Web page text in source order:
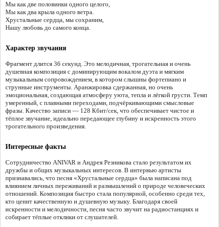
Мы как две половинки одного целого,
Мы как два крыла одного ветра.
Хрустальные сердца, мы сохраним,
Нашу любовь до самого конца.
Характер звучания
Фрагмент длится 36 секунд. Это мелодичная, трогательная и очень
душевная композиция с доминирующим вокалом дуэта и мягким
музыкальным сопровождением, в котором слышны фортепиано и
струнные инструменты. Аранжировка сдержанная, но очень
эмоциональная, создающая атмосферу уюта, тепла и лёгкой грусти. Темп
умеренный, с плавными переходами, подчёркивающими смысловые
фразы. Качество записи — 128 Кбит/сек, что обеспечивает чистое и
тёплое звучание, идеально передающее глубину и искренность этого
трогательного произведения.
Интересные факты
Сотрудничество ANIVAR и Андрея Резникова стало результатом их
дружбы и общих музыкальных интересов. В интервью артисты
признавались, что песня «Хрустальные сердца» была написана под
влиянием личных переживаний и размышлений о природе человеческих
отношений. Композиция быстро стала популярной, особенно среди тех,
кто ценит качественную и душевную музыку. Благодаря своей
искренности и мелодичности, песня часто звучит на радиостанциях и
собирает тёплые отклики от слушателей.